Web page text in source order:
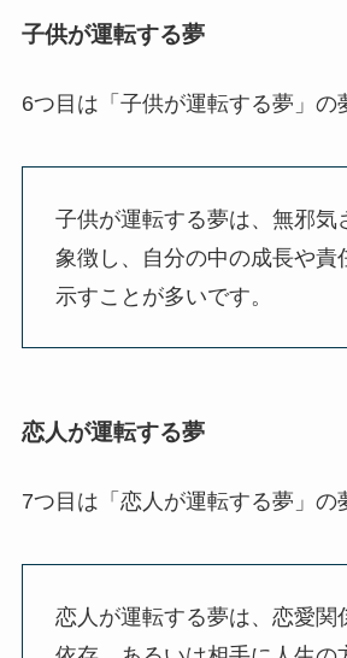
子供が運転する夢
6つ目は「子供が運転する夢」の
子供が運転する夢は、無邪気
象徴し、自分の中の成長や責
示すことが多いです。
恋人が運転する夢
7つ目は「恋人が運転する夢」の
恋人が運転する夢は、恋愛関